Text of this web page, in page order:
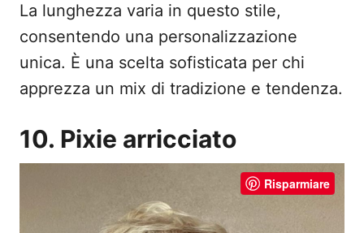
La lunghezza varia in questo stile,
consentendo una personalizzazione
unica. È una scelta sofisticata per chi
apprezza un mix di tradizione e tendenza.
10. Pixie arricciato
Risparmiare